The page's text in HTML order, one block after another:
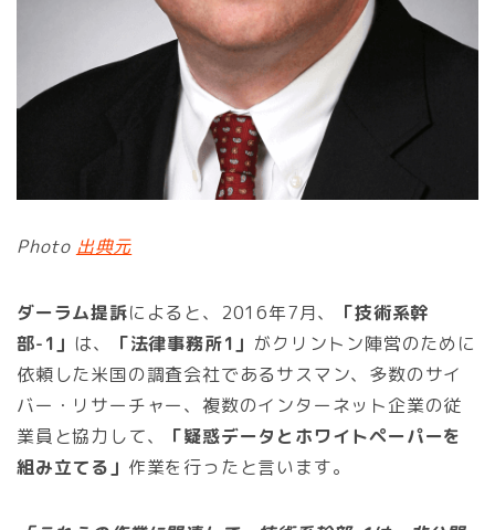
Photo 出典元
ダーラム提訴によると、2016年7月、
「技術系幹
部-1」 は、 「法律事務所1」 がクリントン陣営のために
依頼した米国の調査会社であるサスマン、多数のサイ
バー・リサーチャー、複数のインターネット企業の従
業員と協力して、
「疑惑データとホワイトペーパーを
組み立てる」 作業を行ったと言います。